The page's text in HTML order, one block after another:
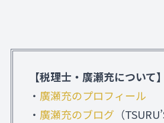
【税理士・廣瀬充について】
・ 廣瀬充のプロフィール
・ 廣瀬充のブログ （